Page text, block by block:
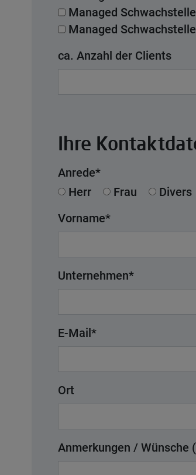
Managed
Managed
ca. Anzahl der Clients
Ihre
Anrede*
Herr
Frau
Divers
Vorname*
Unternehmen*
E-Mail*
Ort
Anmerkungen / Wünsche